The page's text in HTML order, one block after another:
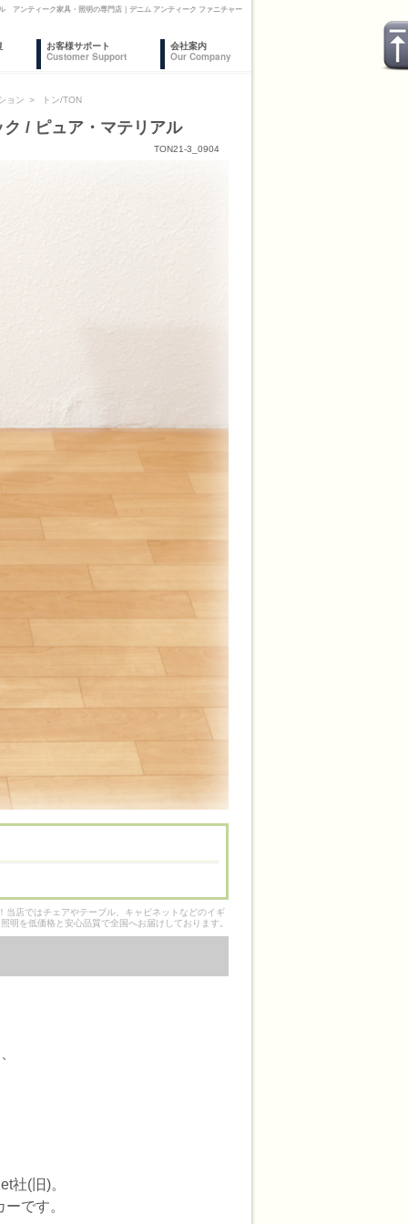
アンティーク家具・照明の専門店｜デニム アンティーク ファニチャー
お客様サポート
Customer Support
会社案内
Our Company
ョン ＞ トン/TON
/ ピュア・マテリアル
TON21-3_0904
店ではチェアやテーブル、キャビネットなどのイギ
明を低価格と安心品質で全国へお届けしております。
社(旧)。
です。